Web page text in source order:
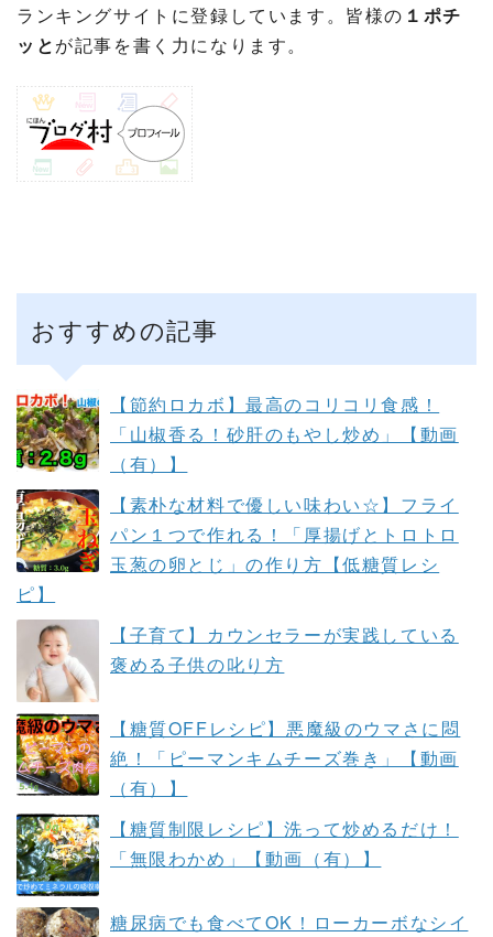
ランキングサイトに登録しています。皆様の １ポチ
ッとが記事を書く力になります。
おすすめの記事
【節約ロカボ】最高のコリコリ食感！
「山椒香る！砂肝のもやし炒め」【動画
（有）】
【素朴な材料で優しい味わい☆】フライ
パン１つで作れる！「厚揚げとトロトロ
玉葱の卵とじ」の作り方【低糖質レシ
ピ】
【子育て】カウンセラーが実践している
褒める子供の叱り方
【糖質OFFレシピ】悪魔級のウマさに悶
絶！「ピーマンキムチーズ巻き」【動画
（有）】
【糖質制限レシピ】洗って炒めるだけ！
「無限わかめ」【動画（有）】
糖尿病でも食べてOK！ローカーボなシイ